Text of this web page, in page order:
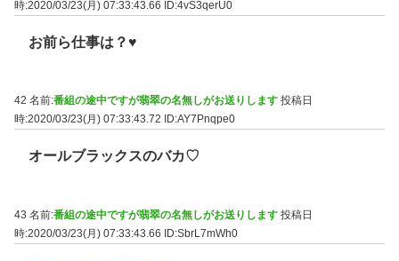
時:2020/03/23(月) 07:33:43.66 ID:4vS3qerU0
お前ら仕事は？♥
42 名前:番組の途中ですが翡翠の名無しがお送りします 投稿日
時:2020/03/23(月) 07:33:43.72
ID:AY7Pnqpe0
オールブラックスのバカ♡
43 名前:番組の途中ですが翡翠の名無しがお送りします 投稿日
時:2020/03/23(月) 07:33:43.66 ID:SbrL7mWh0